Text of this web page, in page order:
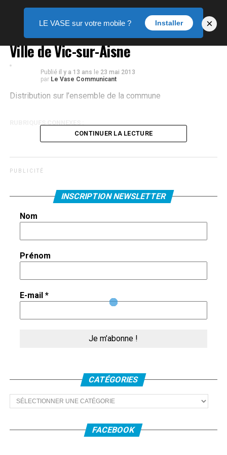
Ville de Vic-sur-Aisne
Publié il y a 13 ans le 23 mai 2013
par Le Vase Communicant
Distribution sur l’ensemble de la commune
CONTINUER LA LECTURE
P U B L I C I T É
INSCRIPTION NEWSLETTER
Nom
Prénom
E-mail *
CATÉGORIES
Catégories
FACEBOOK
LE VASE sur votre mobile ? Installer ×